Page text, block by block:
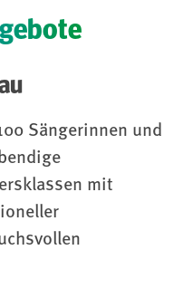
Sängerinnen und
mit